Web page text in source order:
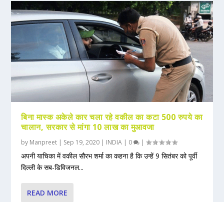
बिना मास्क अकेले कार चला रहे वकील का कटा 500 रुपये का
चालान, सरकार से मांगा 10 लाख का मुआवजा
by Manpreet | Sep 19, 2020 | INDIA | 0 |
अपनी याचिका में वकील सौरभ शर्मा का कहना है कि उन्हें 9 सितंबर को पूर्वी
दिल्ली के सब-डिविजनल...
READ MORE